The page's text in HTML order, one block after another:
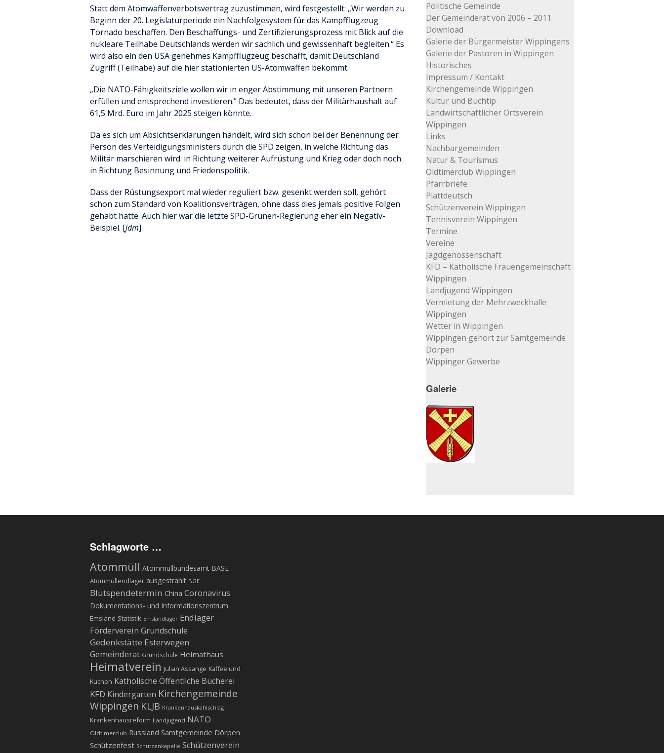
Statt dem Atomwaffenverbotsvertrag zuzustimmen, wird festgestellt: „Wir werden zu
Beginn der 20. Legislaturperiode ein Nachfolgesystem für das Kampfflugzeug
Tornado beschaffen. Den Beschaffungs- und Zertifizierungsprozess mit Blick auf die
nukleare Teilhabe Deutschlands werden wir sachlich und gewissenhaft begleiten.“ Es
wird also ein den USA genehmes Kampfflugzeug beschafft, damit Deutschland
Zugriff (Teilhabe) auf die hier stationierten US-Atomwaffen bekommt.
„Die NATO-Fähigkeitsziele wollen wir in enger Abstimmung mit unseren Partnern
erfüllen und entsprechend investieren.“ Das bedeutet, dass der Militärhaushalt auf
61,5 Mrd. Euro im Jahr 2025 steigen könnte.
Da es sich um Absichtserklärungen handelt, wird sich schon bei der Benennung der
Person des Verteidigungsministers durch die SPD zeigen, in welche Richtung das
Militär marschieren wird: in Richtung weiterer Aufrüstung und Krieg oder doch noch
in Richtung Besinnung und Friedenspolitik.
Dass der Rüstungsexport mal wieder reguliert bzw. gesenkt werden soll, gehört
schon zum Standard von Koalitionsverträgen, ohne dass dies jemals positive Folgen
gehabt hätte. Auch hier war die letzte SPD-Grünen-Regierung eher ein Negativ-
Beispiel. [jdm]
Politische Gemeinde
Der Gemeinderat von 2006 – 2011
Download
Galerie der Bürgermeister Wippingens
Galerie der Pastoren in Wippingen
Historisches
Impressum / Kontakt
Kirchengemeinde Wippingen
Kultur und Buchtip
Landwirtschaftlicher Ortsverein
Wippingen
Links
Nachbargemeinden
Natur & Tourismus
Oldtimerclub Wippingen
Pfarrbriefe
Plattdeutsch
Schützenverein Wippingen
Tennisverein Wippingen
Termine
Vereine
Jagdgenossenschaft
KFD – Katholische Frauengemeinschaft
Wippingen
Landjugend Wippingen
Vermietung der Mehrzweckhalle
Wippingen
Wetter in Wippingen
Wippingen gehört zur Samtgemeinde
Dörpen
Wippinger Gewerbe
Galerie
Schlagworte …
Atommüll Atommüllbundesamt BASE
Atommüllendlager ausgestrahlt BGE
Blutspendetermin China Coronavirus
Dokumentations- und Informationszentrum
Emsland-Statistik Emslandlager Endlager
Förderverein Grundschule
Gedenkstätte Esterwegen
Gemeinderat Grundschule Heimathaus
Heimatverein Julian Assange Kaffee und
Kuchen Katholische Öffentliche Bücherei
KFD Kindergarten Kirchengemeinde
Wippingen KLJB Krankenhauskahlschlag
Krankenhausreform Landjugend NATO
Oldtimerclub Russland Samtgemeinde Dörpen
Schützenfest Schützenkapelle Schützenverein